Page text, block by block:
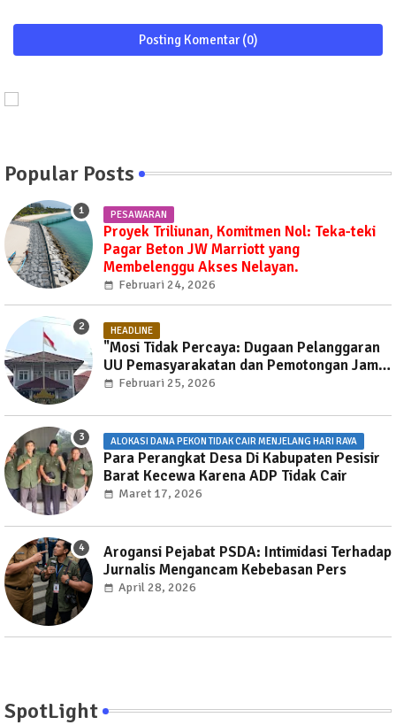
Posting Komentar (0)
Popular Posts
PESAWARAN
Proyek Triliunan, Komitmen Nol: Teka-teki
Pagar Beton JW Marriott yang
Membelenggu Akses Nelayan.
Februari 24, 2026
HEADLINE
"Mosi Tidak Percaya: Dugaan Pelanggaran
UU Pemasyarakatan dan Pemotongan Jam
Layanan Publik di Rutan Way Huwi."
Februari 25, 2026
ALOKASI DANA PEKON TIDAK CAIR MENJELANG HARI RAYA
Para Perangkat Desa Di Kabupaten Pesisir
Barat Kecewa Karena ADP Tidak Cair
Maret 17, 2026
Arogansi Pejabat PSDA: Intimidasi Terhadap
Jurnalis Mengancam Kebebasan Pers
April 28, 2026
SpotLight